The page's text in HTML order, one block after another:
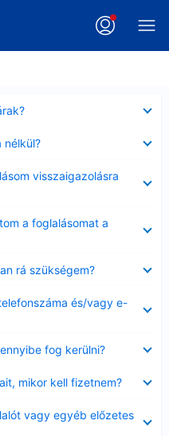
nélkül?
visszaigazolásra
a foglalásomat a
rá szükségem?
és/vagy e-
fog kerülni?
mikor kell fizetnem?
vagy egyéb előzetes